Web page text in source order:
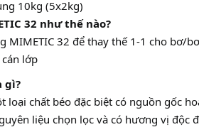
10kg (5x2kg)
32 như thế nào?
MIMETIC 32 để thay thế 1-1 cho bơ/
lớp
gì?
loại chất béo đặc biệt có nguồn gốc
liệu chọn lọc và có hương vị độc